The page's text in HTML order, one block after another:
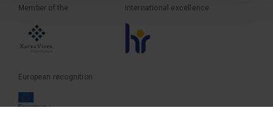
Member of the International excellence
European recognition